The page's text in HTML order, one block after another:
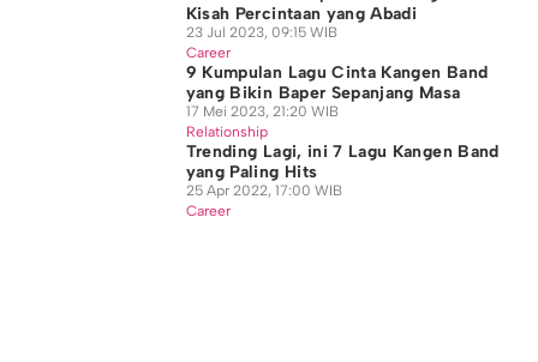
Kisah Percintaan yang Abadi
23 Jul 2023, 09:15 WIB
Career
9 Kumpulan Lagu Cinta Kangen Band
yang Bikin Baper Sepanjang Masa
17 Mei 2023, 21:20 WIB
Relationship
Trending Lagi, ini 7 Lagu Kangen Band
yang Paling Hits
25 Apr 2022, 17:00 WIB
Career